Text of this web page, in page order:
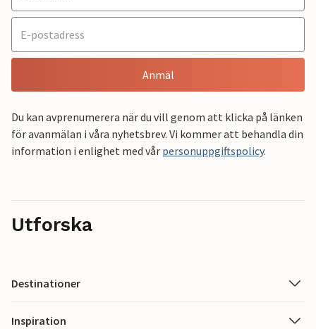
Anmäl
Du kan avprenumerera när du vill genom att klicka på länken
för avanmälan i våra nyhetsbrev. Vi kommer att behandla din
information i enlighet med vår personuppgiftspolicy.
Utforska
Destinationer
Inspiration